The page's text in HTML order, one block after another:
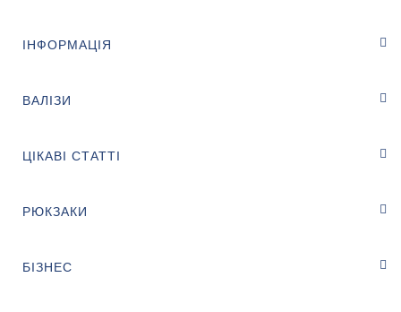
ІНФОРМАЦІЯ
ВАЛІЗИ
ЦІКАВІ СТАТТІ
РЮКЗАКИ
БІЗНЕС